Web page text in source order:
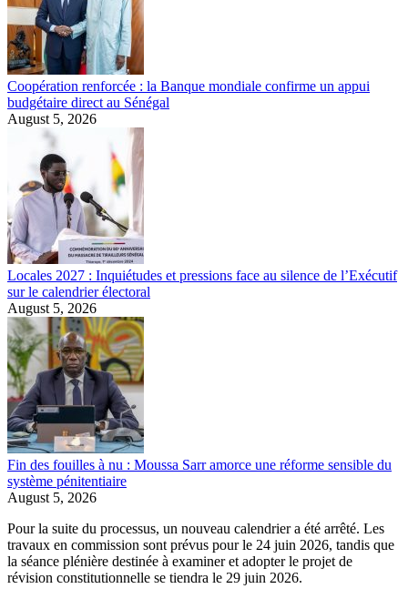
Coopération renforcée : la Banque mondiale confirme un appui
budgétaire direct au Sénégal
August 5, 2026
Locales 2027 : Inquiétudes et pressions face au silence de l’Exécutif
sur le calendrier électoral
August 5, 2026
Fin des fouilles à nu : Moussa Sarr amorce une réforme sensible du
système pénitentiaire
August 5, 2026
Pour la suite du processus, un nouveau calendrier a été arrêté. Les
travaux en commission sont prévus pour le 24 juin 2026, tandis que
la séance plénière destinée à examiner et adopter le projet de
révision constitutionnelle se tiendra le 29 juin 2026.